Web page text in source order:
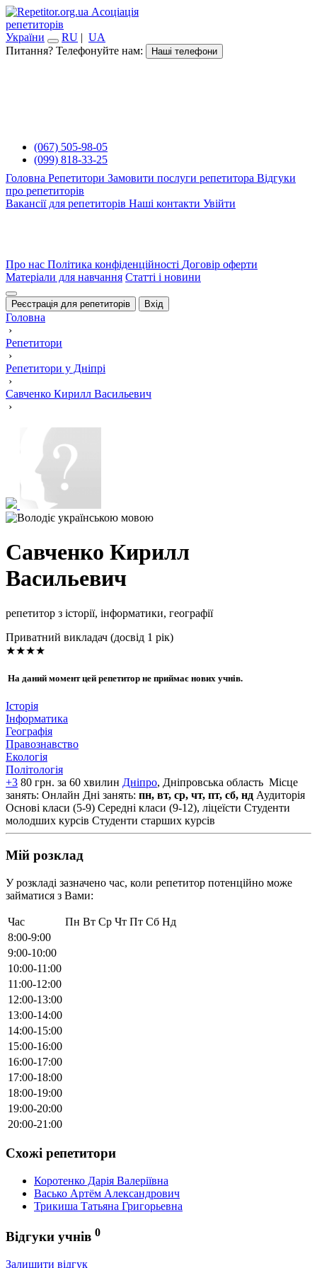
Асоціація
репетиторів
України
RU | UA
Питання? Телефонуйте нам:
Наші телефони
(067) 505-98-05
(099) 818-33-25
Головна Репетитори Замовити послуги репетитора Відгуки
про репетиторів
Вакансії для репетиторів Наші контакти Увійти
Про нас Політика конфіденційності Договір оферти
Матеріали для навчання Статті і новини
Реєстрація для репетиторів Вхід
Головна
›
Репетитори
›
Репетитори у Дніпрі
›
Савченко Кирилл Васильевич
›
Савченко Кирилл
Васильевич
репетитор з історії, інформатики, географії
Приватний викладач (досвід 1 рік)
★★★★
На даний момент цей репетитор не приймає нових учнів.
Історія
Інформатика
Географія
Правознавство
Екологія
Політологія
+3 80 грн. за 60 хвилин Дніпро, Дніпровська область Місце
занять: Онлайн Дні занять: пн, вт, ср, чт, пт, сб, нд Аудиторія
Основі класи (5-9) Середні класи (9-12), ліцеїсти Студенти
молодших курсів Студенти старших курсів
Мій розклад
У розкладі зазначено час, коли репетитор потенційно може
займатися з Вами:
Час Пн Вт Ср Чт Пт Сб Нд
8:00-9:00
9:00-10:00
10:00-11:00
11:00-12:00
12:00-13:00
13:00-14:00
14:00-15:00
15:00-16:00
16:00-17:00
17:00-18:00
18:00-19:00
19:00-20:00
20:00-21:00
Схожі репетитори
Коротенко Дарія Валеріївна
Васько Артём Александрович
Трикиша Татьяна Григорьевна
Відгуки учнів 0
Залишити відгук